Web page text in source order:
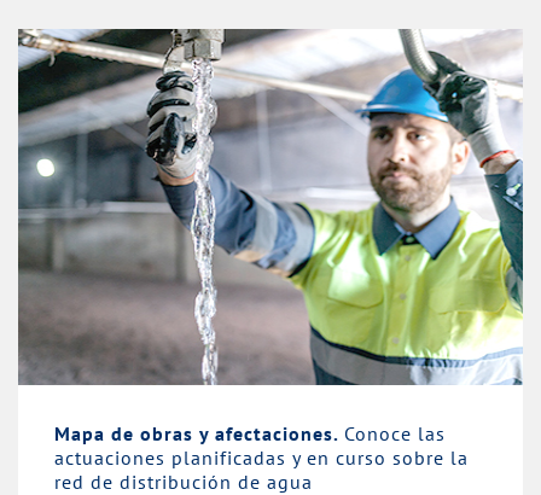
Mapa de obras y afectaciones. Conoce las
actuaciones planificadas y en curso sobre la
red de distribución de agua